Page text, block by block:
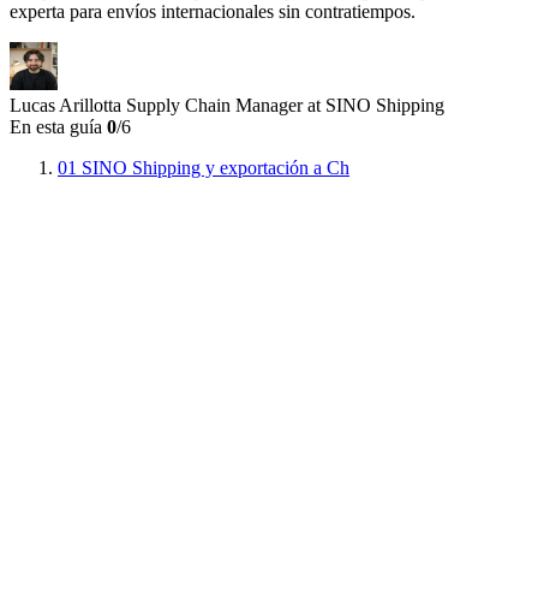
experta para envíos internacionales sin contratiempos.
Lucas Arillotta Supply Chain Manager at SINO Shipping
En esta guía 0/6
01 SINO Shipping y exportación a Ch